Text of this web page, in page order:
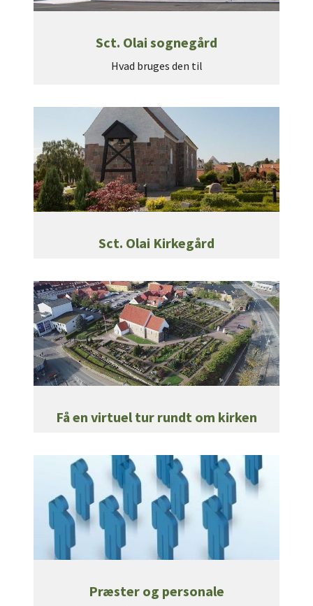
Sct. Olai sognegård
Hvad bruges den til
Sct. Olai Kirkegård
Få en virtuel tur rundt om kirken
Præster og personale